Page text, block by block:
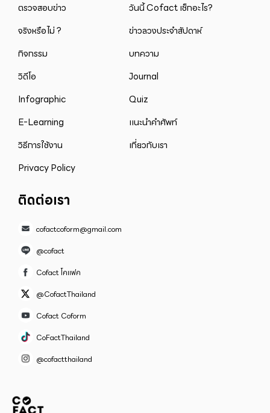
ตรวจสอบข่าว
วันนี้ Cofact เช็กอะไร?
จริงหรือไม่ ?
ข่าวลวงประจำสัปดาห์
กิจกรรม
บทความ
วิดีโอ
Journal
Infographic
Quiz
E-Learning
แนะนำคำศัพท์
วิธีการใช้งาน
เกี่ยวกับเรา
Privacy Policy
ติดต่อเรา
cofactcoform@gmail.com
@cofact
Cofact โคแฟค
@CofactThailand
Cofact Coform
CoFactThailand
@cofactthailand